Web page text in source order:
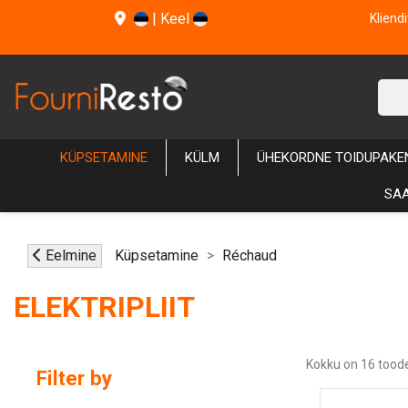
| Keel
KÜPSETAMINE KÜLM ÜHEKORDNE
Eelmine Küpsetamine Réchaud
ELEKTRIPLIIT
Filter by
Kokku on 16